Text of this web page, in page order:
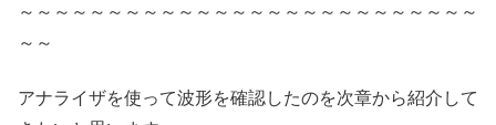
～～～～～～～～～～～～～～～～～～～～～～～～～～
～～
アナライザを使って波形を確認したのを次章から紹介して